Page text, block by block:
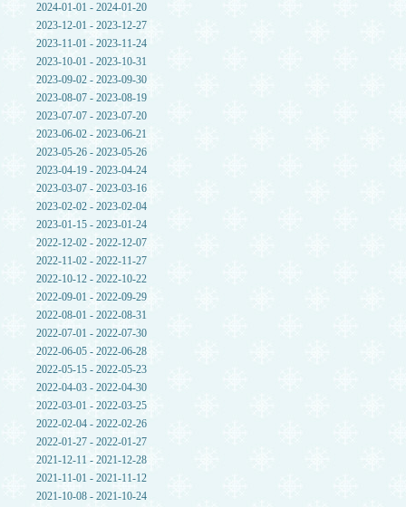
2024-01-01 - 2024-01-20
2023-12-01 - 2023-12-27
2023-11-01 - 2023-11-24
2023-10-01 - 2023-10-31
2023-09-02 - 2023-09-30
2023-08-07 - 2023-08-19
2023-07-07 - 2023-07-20
2023-06-02 - 2023-06-21
2023-05-26 - 2023-05-26
2023-04-19 - 2023-04-24
2023-03-07 - 2023-03-16
2023-02-02 - 2023-02-04
2023-01-15 - 2023-01-24
2022-12-02 - 2022-12-07
2022-11-02 - 2022-11-27
2022-10-12 - 2022-10-22
2022-09-01 - 2022-09-29
2022-08-01 - 2022-08-31
2022-07-01 - 2022-07-30
2022-06-05 - 2022-06-28
2022-05-15 - 2022-05-23
2022-04-03 - 2022-04-30
2022-03-01 - 2022-03-25
2022-02-04 - 2022-02-26
2022-01-27 - 2022-01-27
2021-12-11 - 2021-12-28
2021-11-01 - 2021-11-12
2021-10-08 - 2021-10-24